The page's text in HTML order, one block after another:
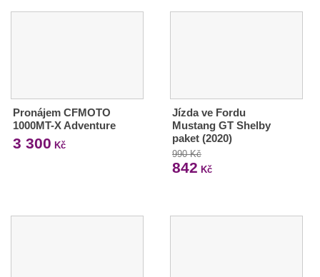
Pronájem CFMOTO
1000MT-X Adventure
3 300 Kč
Jízda ve Fordu
Mustang GT Shelby
paket (2020)
990 Kč
842 Kč